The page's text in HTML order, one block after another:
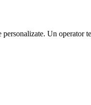
Un operator